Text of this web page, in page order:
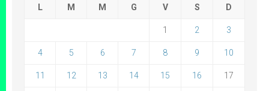
L M M G V S D
1 2 3
4 5 6 7 8 9 10
11 12 13 14 15 16 17